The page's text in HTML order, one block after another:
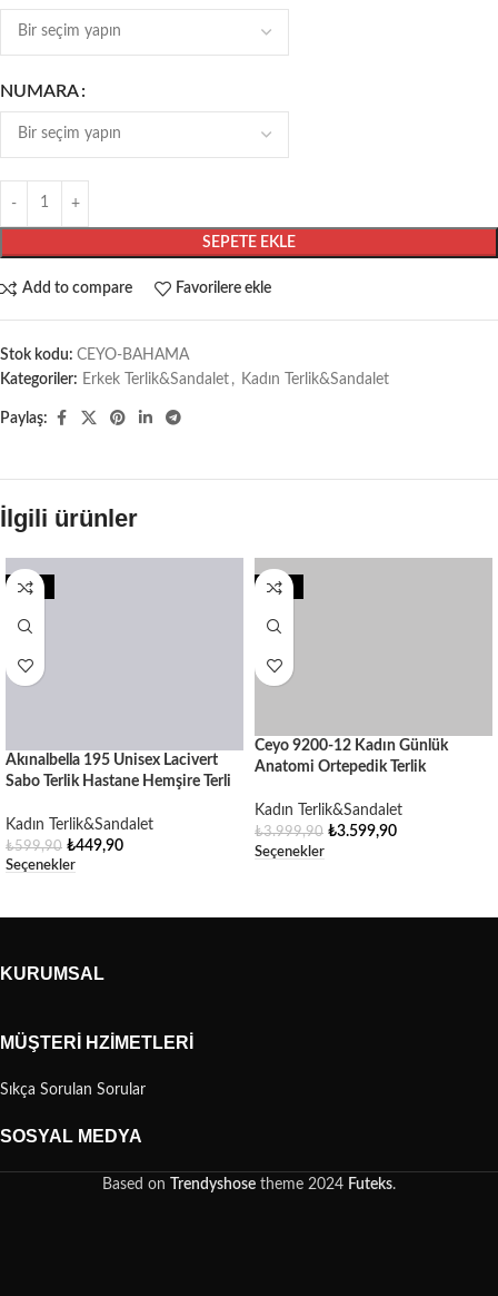
NUMARA
SEPETE EKLE
Add to compare Favorilere ekle
Stok kodu: CEYO-BAHAMA
Kategoriler: Erkek Terlik&Sandalet , Kadın Terlik&Sandalet
Paylaş:
İlgili ürünler
-25%
Akınalbella 195 Unisex Lacivert
Sabo Terlik Hastane Hemşire Terli
Kadın Terlik&Sandalet
₺599,90 ₺449,90
Seçenekler
-10%
Ceyo 9200-12 Kadın Günlük
Anatomi Ortepedik Terlik
Kadın Terlik&Sandalet
₺3.999,90 ₺3.599,90
Seçenekler
KURUMSAL
MÜŞTERI HZIMETLERI
Sıkça Sorulan Sorular
SOSYAL MEDYA
Based on Trendyshose theme 2024 Futeks.